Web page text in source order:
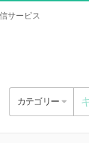
サービス
カテゴリー